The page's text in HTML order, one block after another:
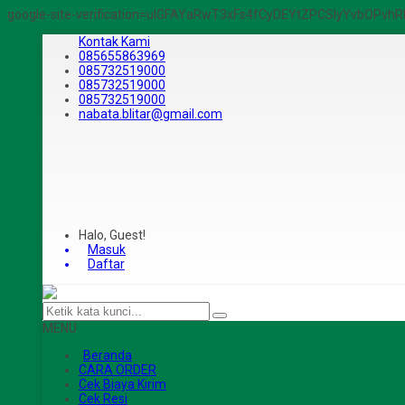
google-site-
Kontak Kami
085655863969
085732519000
085732519000
085732519000
nabata.blitar@gmail.com
Halo, Guest!
Masuk
Daftar
MENU
Beranda
CARA ORDER
Cek Biaya Kirim
Cek Resi